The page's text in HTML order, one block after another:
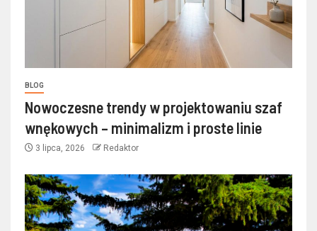
BLOG
Nowoczesne trendy w projektowaniu szaf
wnękowych – minimalizm i proste linie
3 lipca, 2026 Redaktor